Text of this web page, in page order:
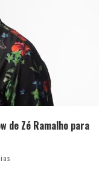
de Zé Ramalho para